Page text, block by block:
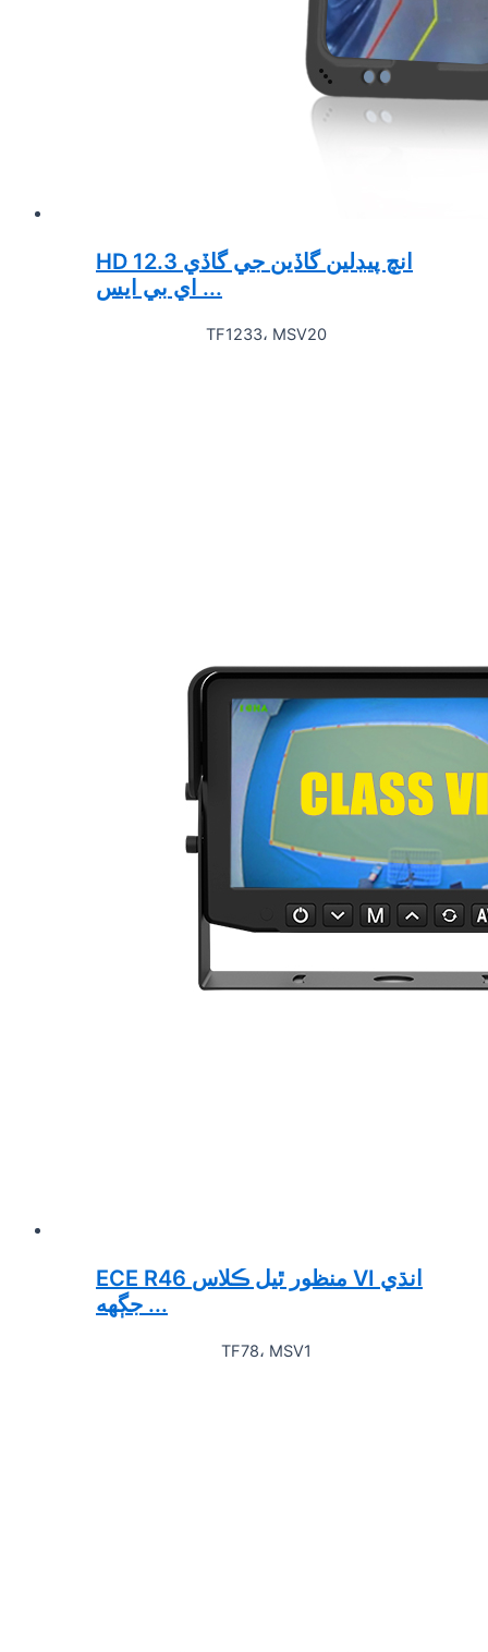
HD 12.3 انچ پيڊلين گاڏين جي گاڏي
اي بي ايس ...
TF1233، MSV20
ECE R46 منظور ٿيل ڪلاس VI انڌي
جڳهه ...
TF78، MSV1